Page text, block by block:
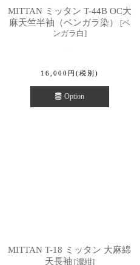
MITTAN ミッタン T-44B OC大
麻天竺半袖（ベンガラ染）
[ベ
ンガラ白]
16,000 円 (税別)
Option
MITTAN T-18 ミッタン 大麻綿
天長袖 [濃紺]